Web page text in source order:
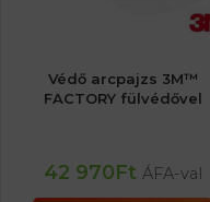
Védő arcpajzs 3M™
FACTORY fülvédővel
42 970Ft ÁFA-val